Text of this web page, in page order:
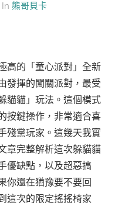
In 熊哥貝卡
高的「童心派對」全新
發揮的闖關派對，最受
貓貓」玩法。這個模式
按鍵操作，非常適合喜
殘黨玩家。這幾天我實
章完整解析這次躲貓貓
優缺點，以及超惡搞
你還在猶豫要不要回
這次的限定搖搖椅家